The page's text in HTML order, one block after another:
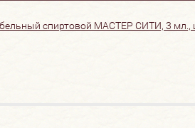
спиртовой МАСТЕР СИТИ, 3 мл.,